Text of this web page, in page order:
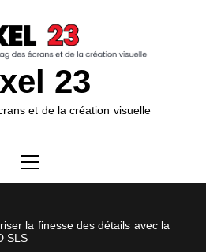
23
et de la création visuelle
Menu
la finesse des détails avec la
SLS